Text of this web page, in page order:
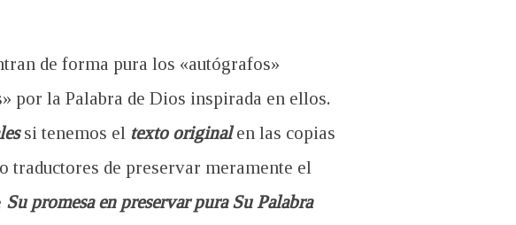
de forma pura los «autógrafos»
por la Palabra de Dios inspirada en ellos.
si tenemos el texto originalen las copias
traductores de preservar meramente el
Su promesa en preservar pura Su Palabra